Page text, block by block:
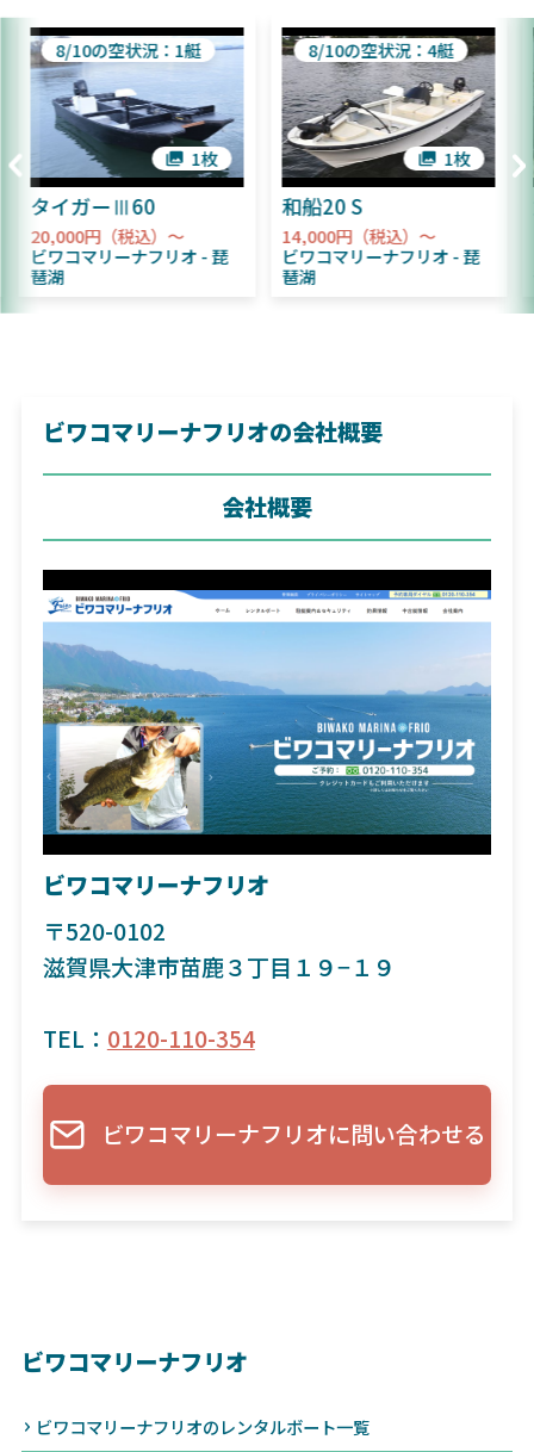
タイガーⅢ60
20,000円（税込）～
ビワコマリーナフリオ 琵
琶湖
8/10の空状況：1艇
1枚
和船20 S
14,000円（税込）～
ビワコマリーナフリオ 琵
琶湖
8/10の空状況：4艇
1枚
ビワコマリーナフリオの会社概要
会社概要
ビワコマリーナフリオ
〒520-0102
滋賀県大津市苗鹿３丁目１９−１９
TEL： 0120-110-354
ビワコマリーナフリオに問い合わせる
ビワコマリーナフリオ
ビワコマリーナフリオのレンタルボート一覧